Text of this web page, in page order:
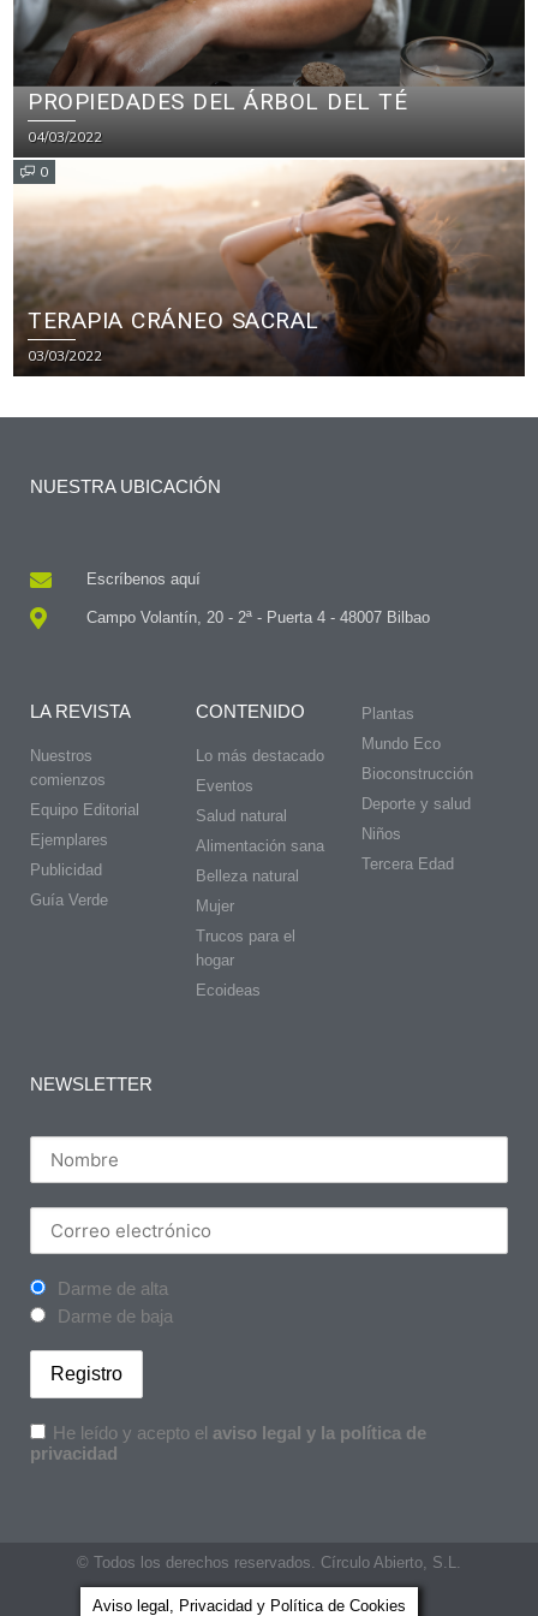
PROPIEDADES DEL ÁRBOL DEL TÉ
04/03/2022
0
TERAPIA CRÁNEO SACRAL
03/03/2022
NUESTRA UBICACIÓN
Escríbenos aquí
Campo Volantín, 20 - 2ª - Puerta 4 - 48007 Bilbao
LA REVISTA
Nuestros
comienzos
Equipo Editorial
Ejemplares
Publicidad
Guía Verde
CONTENIDO
Lo más destacado
Eventos
Salud natural
Alimentación sana
Belleza natural
Mujer
Trucos para el
hogar
Ecoideas
Plantas
Mundo Eco
Bioconstrucción
Deporte y salud
Niños
Tercera Edad
NEWSLETTER
Darme de alta
Darme de baja
He leído y acepto el aviso legal y la política de
privacidad
© Todos los derechos reservados. Círculo Abierto, S.L.
Aviso legal, Privacidad y Política de Cookies